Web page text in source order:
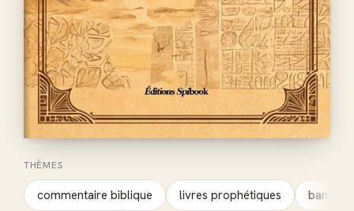
THÈMES
commentaire biblique livres prophétiques ban